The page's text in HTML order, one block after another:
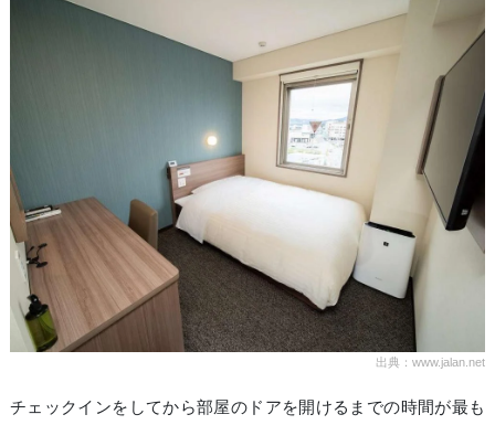
出典：www.jalan.net
チェックインをしてから部屋のドアを開けるまでの時間が最も